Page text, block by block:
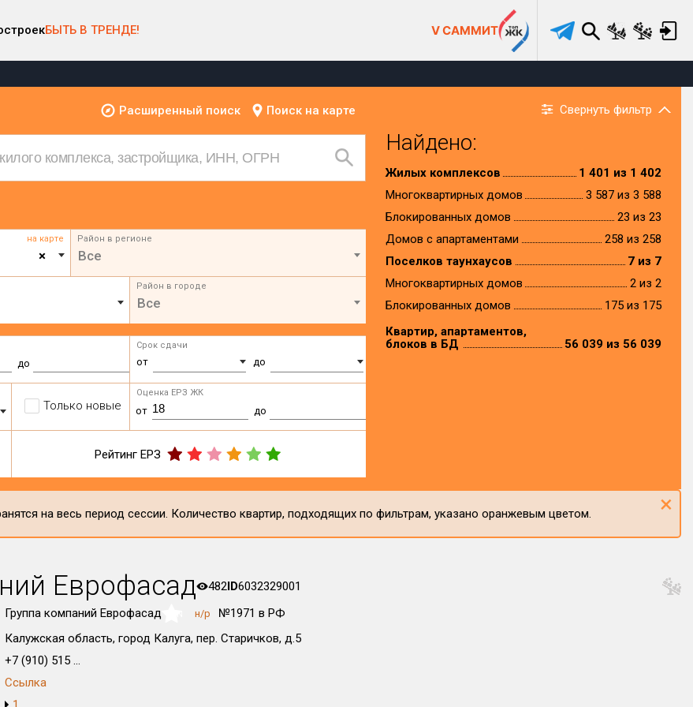
БЫТЬ В ТРЕНДЕ! V САММИТ
Расширенный поиск Поиск на карте Свернуть фильтр
на карте
×
Район в регионе
Все
Район в городе
Все
до
Срок сдачи
от до
Только новые
Оценка ЕРЗ ЖК
от до
Рейтинг ЕРЗ
Найдено:
Жилых комплексов
1 401 из 1 402
Многоквартирных домов
3 587 из 3 588
Блокированных домов
23 из 23
Домов с апартаментами
258 из 258
Поселков таунхаусов
7 из 7
Многоквартирных домов
2 из 2
Блокированных домов
175 из 175
Квартир, апартаментов,
блоков в БД
56 039 из 56 039
на весь период сессии. Количество квартир, подходящих по фильтрам, указано оранжевым цветом. ×
Еврофасад 482ID6032329001
Группа компаний Еврофасад н/р
№1971 в РФ
Калужская область, город Калуга, пер. Старичков, д.5
+7 (910) 515 ...
Ссылка